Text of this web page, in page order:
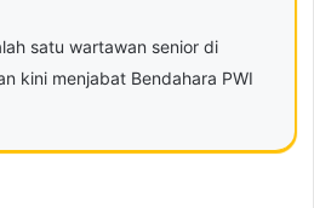
satu wartawan senior di
kini menjabat Bendahara PWI